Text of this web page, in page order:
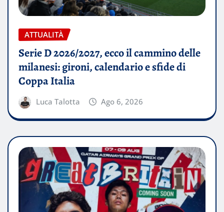
ATTUALITÀ
Serie D 2026/2027, ecco il cammino delle
milanesi: gironi, calendario e sfide di
Coppa Italia
Luca Talotta Ago 6, 2026